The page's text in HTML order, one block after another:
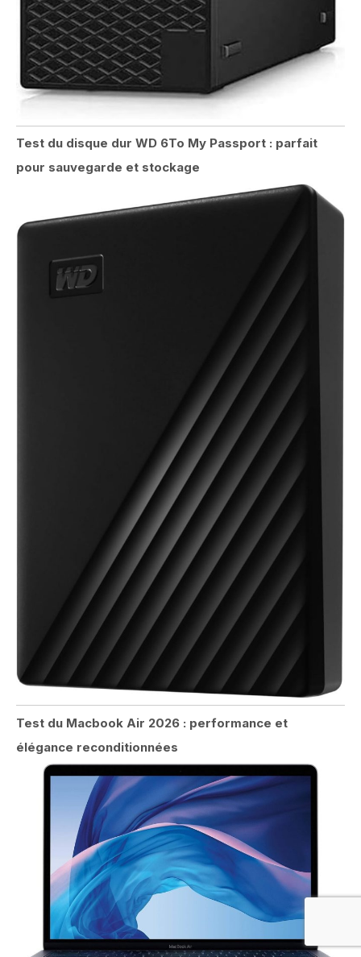
Test du disque dur WD 6To My Passport : parfait
pour sauvegarde et stockage
Test du Macbook Air 2026 : performance et
élégance reconditionnées